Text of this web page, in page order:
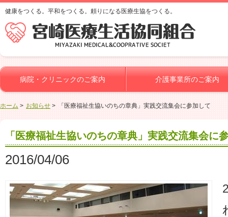
健康をつくる。平和をつくる。頼りになる医療生協をつくる。
病院・クリニックのご案内 介護事業所のご案内
ホーム お知らせ 「医療福祉生協いのちの章典」実践交流集会に参加して
「医療福祉生協いのちの章典」実践交流集会に
2016/04/06